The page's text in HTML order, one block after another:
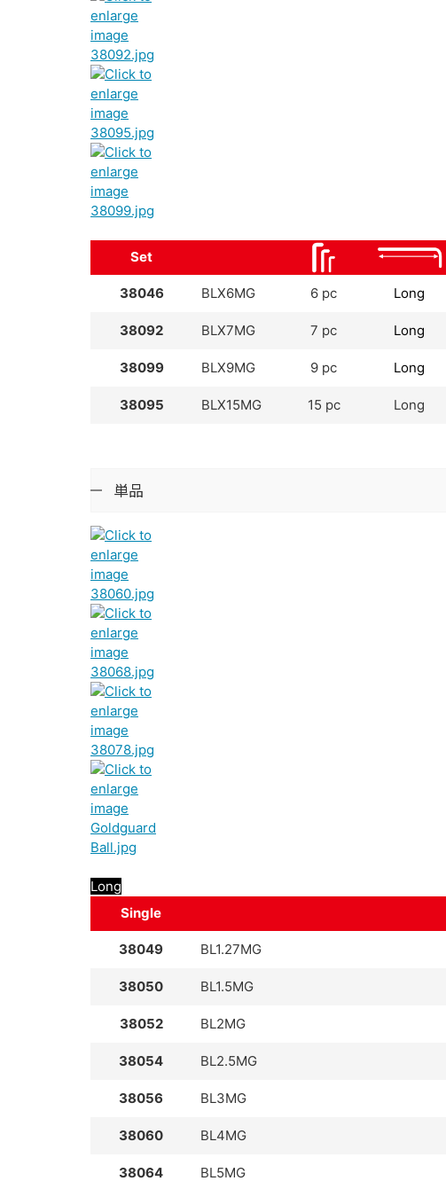
Set
38046 BLX6MG 6 pc Long
38092 BLX7MG 7 pc Long
38099 BLX9MG 9 pc Long
38095 BLX15MG 15 pc Long
単品
Long
Single
38049 BL1.27MG
38050 BL1.5MG
38052 BL2MG
38054 BL2.5MG
38056 BL3MG
38060 BL4MG
38064 BL5MG